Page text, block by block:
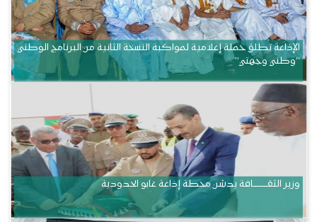
الإذاعة تطلق حملة إعلامية لمواكبة النسخة الثانية من البرنامج الوطني
“وطني وجهتي”
وزير الثقــــــــــافة يدشن محطة إذاعة غابو الحدودية